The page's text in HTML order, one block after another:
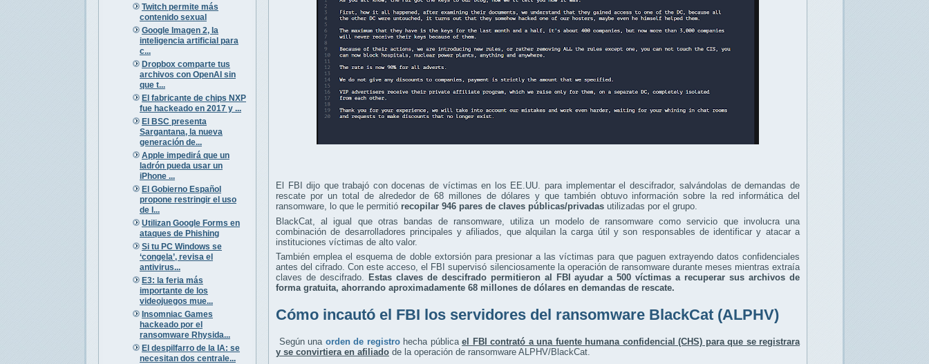
Twitch permite más
contenido sexual
Google Imagen 2, la
inteligencia artificial para
c...
Dropbox comparte tus
archivos con OpenAI sin
que t...
El fabricante de chips NXP
fue hackeado en 2017 y ...
El BSC presenta
Sargantana, la nueva
generación de...
Apple impedirá que un
ladrón pueda usar un
iPhone ...
El Gobierno Español
propone restringir el uso
de l...
Utilizan Google Forms en
ataques de Phishing
Si tu PC Windows se
‘congela’, revisa el
antivirus...
E3: la feria más
importante de los
videojuegos mue...
Insomniac Games
hackeado por el
ransomware Rhysida...
El despilfarro de la IA: se
necesitan dos centrale...
El FBI dijo que trabajó con docenas de víctimas en los EE.UU. para implementar el descifrador, salvándolas de demandas de
rescate por un total de alrededor de 68 millones de dólares y que también obtuvo información sobre la red informática del
ransomware, lo que le permitió recopilar 946 pares de claves públicas/privadas utilizadas por el grupo.
BlackCat, al igual que otras bandas de ransomware, utiliza un modelo de ransomware como servicio que involucra una
combinación de desarrolladores principales y afiliados, que alquilan la carga útil y son responsables de identificar y atacar a
instituciones víctimas de alto valor.
También emplea el esquema de doble extorsión para presionar a las víctimas para que paguen extrayendo datos confidenciales
antes del cifrado. Con este acceso, el FBI supervisó silenciosamente la operación de ransomware durante meses mientras extraía
claves de descifrado. Estas claves de descifrado permitieron al FBI ayudar a 500 víctimas a recuperar sus archivos de
forma gratuita, ahorrando aproximadamente 68 millones de dólares en demandas de rescate.
Cómo incautó el FBI los servidores del ransomware BlackCat (ALPHV)
Según una orden de registrohecha pública el FBI contrató a una fuente humana confidencial (CHS) para que se registrara
y se convirtiera en afiliado de la operación de ransomware ALPHV/BlackCat.